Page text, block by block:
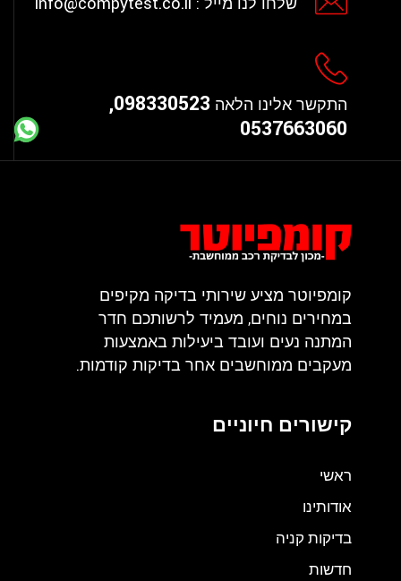
שלחו לנו מייל :
התקשר אלינו הלאה
098330523,
0537663060
קומפיוטר מציע שירותי בדיקה מקיפים
במחירים נוחים, מעמיד לרשותכם חדר
המתנה נעים ועובד ביעילות באמצעות
מעקבים ממוחשבים אחר בדיקות קודמות.
קישורים חיוניים
ראשי
אודותינו
בדיקות קניה
חדשות